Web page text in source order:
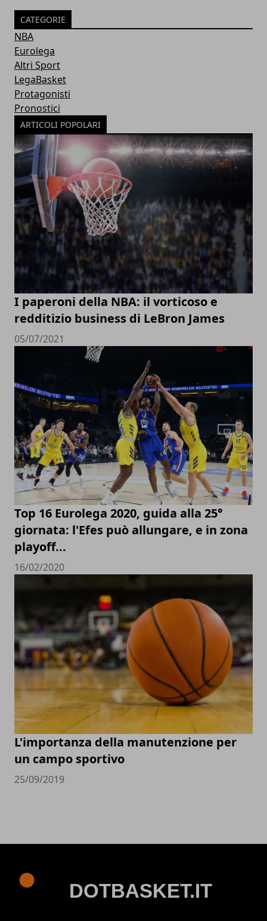
CATEGORIE
NBA
Eurolega
Altri Sport
LegaBasket
Protagonisti
Pronostici
ARTICOLI POPOLARI
I paperoni della NBA: il vorticoso e
redditizio business di LeBron James
05/07/2021
Top 16 Eurolega 2020, guida alla 25°
giornata: l'Efes può allungare, e in zona
playoff...
16/02/2020
L'importanza della manutenzione per
un campo sportivo
25/09/2019